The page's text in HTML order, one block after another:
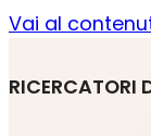
Vai al
RICERCATORI